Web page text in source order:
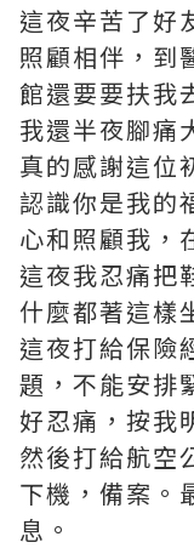
這夜辛苦了好
照顧相伴，到
館還要要扶我
我還半夜腳痛
真的感謝這位
認識你是我的
心和照顧我，
這夜我忍痛把
什麼都著這樣
這夜打給保險
題，不能安排
好忍痛，按我
然後打給航空
下機，備案。
息。